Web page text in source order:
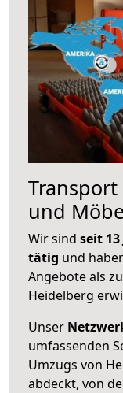
und
Wir sind seit
tätig und
Angebote als
Heidelberg
Unser
umfassenden
Umzugs von
abdeckt, von